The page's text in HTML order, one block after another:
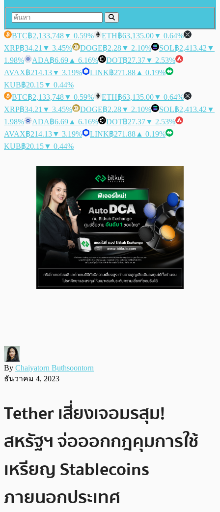
BTC฿2,133,748▼ 0.59% ETH฿63,135.00▼ 0.64%
XRP฿34.21 ▼ 3.45% DOGE฿2.28▼ 2.10% SOL฿2,413.42 ▼
1.98%
ADA฿6.69 ▲ 6.16% DOT฿27.37▼ 2.53%
AVAX฿214.13▼ 3.19% LINK฿271.88 ▲ 0.19%
KUB฿20.15▼ 0.44%
BTC฿2,133,748▼ 0.59% ETH฿63,135.00▼ 0.64%
XRP฿34.21 ▼ 3.45% DOGE฿2.28▼ 2.10% SOL฿2,413.42 ▼
1.98%
ADA฿6.69 ▲ 6.16% DOT฿27.37▼ 2.53%
AVAX฿214.13▼ 3.19% LINK฿271.88 ▲ 0.19%
KUB฿20.15▼ 0.44%
By Chaiyatorn Buthsoontorn
ธันวาคม 4, 2023
Tether เสี่ยงเจอมรสุม!
สหรัฐฯ จ่อออกกฎคุมการใช้
เหรียญ Stablecoins
ภายนอกประเทศ